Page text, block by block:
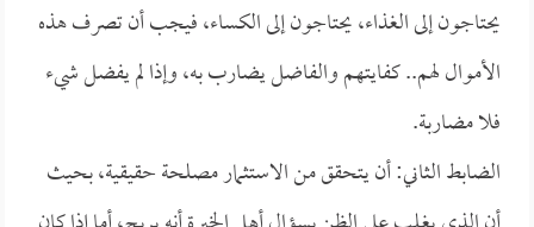
يحتاجون إلى الغذاء، يحتاجون إلى الكساء، فيجب أن تصرف هذه
الأموال لهم.. كفايتهم والفاضل يضارب به، وإذا لم يفضل شيء
فلا مضاربة.
الضابط الثاني: أن يتحقق من الاستثمار مصلحة حقيقية، بحيث